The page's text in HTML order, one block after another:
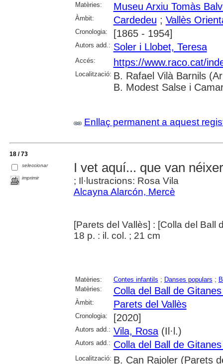
Matèries: Museu Arxiu Tomàs
Àmbit: Cardedeu ; Vallès
Cronologia: [1865 - 1954]
Autors add.: Soler i Llobet, Teresa
Accés: https://www.raco.cat/
Localització: B. Rafael Vilà Barnils
B. Modest Salse i
Enllaç permanent a aquest
18 / 73
seleccionar
imprimir
I vet aquí... que van
; Il·lustracions: Rosa Vila
Alcayna Alarcón, Mercè
[Parets del Vallès] : [Colla del Ball
18 p. : il. col. ; 21 cm
Matèries: Contes infantils ; Danses populars ;
Matèries:
Colla del Ball de
Àmbit: Parets del Vallès
Cronologia: [2020]
Autors add.: Vila, Rosa(Il·l.)
Autors add.: Colla del Ball de
Localització: B. Can Rajoler (Parets